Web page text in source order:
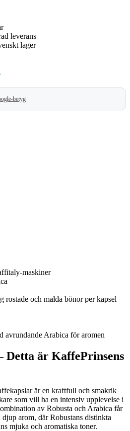
leverans
lager
betyg
maskiner
rostade och malda bönor per kapsel
avrundande Arabica för aromen
Detta är KaffePrinsens
är en kraftfull och smakrik
som vill ha en intensiv upplevelse i
av Robusta och Arabica får
arom, där Robustans distinkta
mjuka och aromatiska toner.